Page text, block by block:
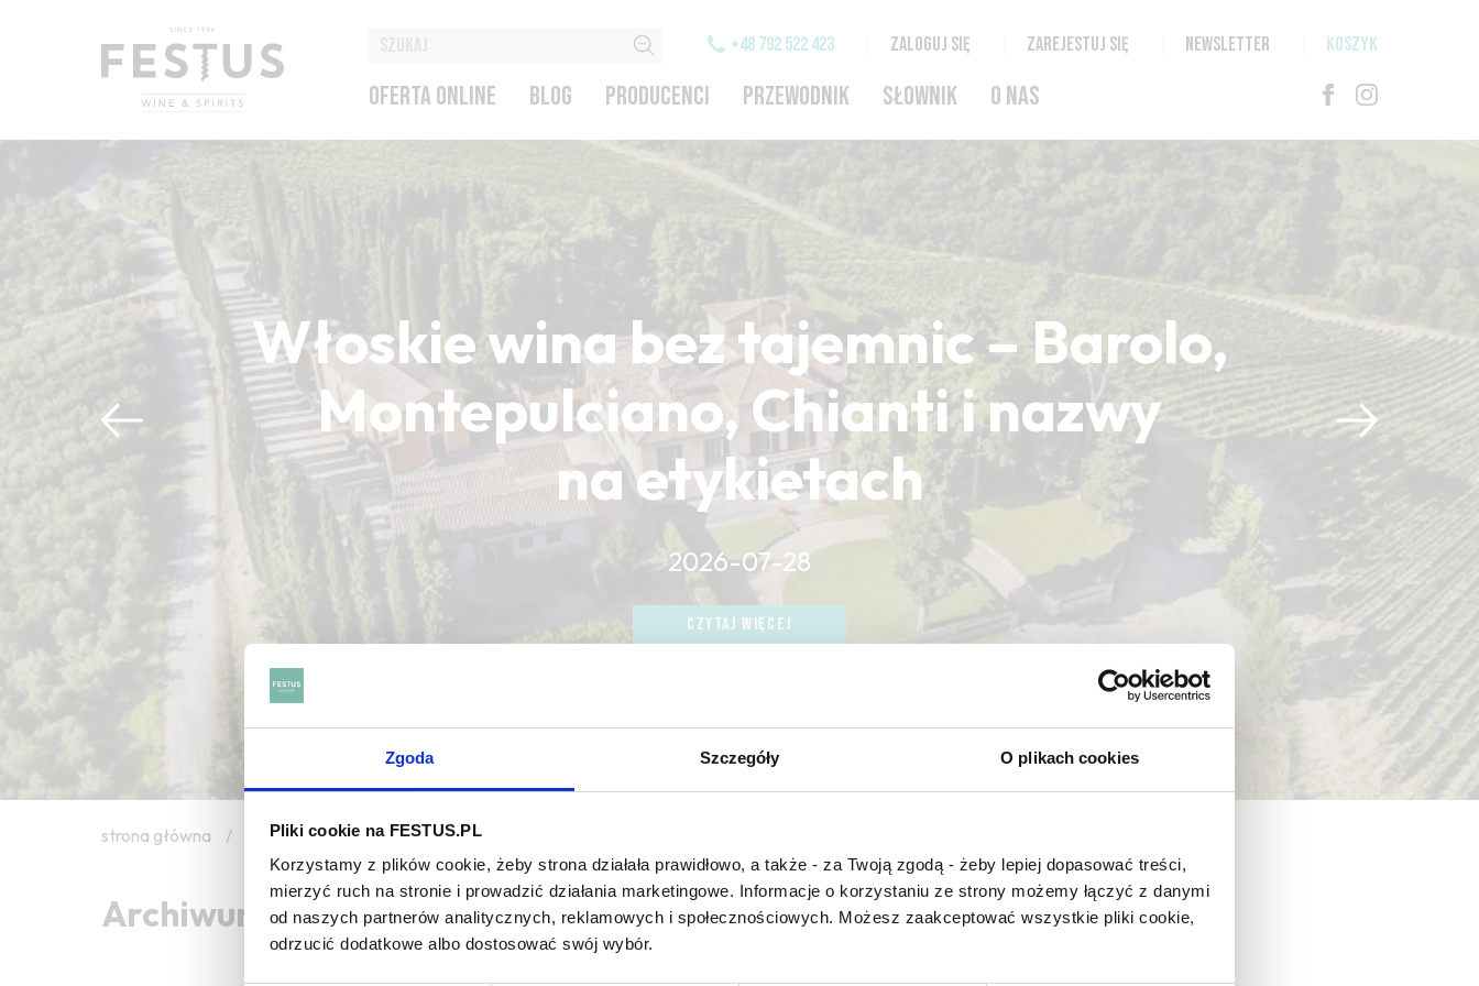
Zgoda Szczegóły O plikach cookies
Pliki cookie na FESTUS.PL
Korzystamy z plików cookie, żeby strona działała prawidłowo, a także - za Twoją zgodą - żeby lepiej dopasować treści,
mierzyć ruch na stronie i prowadzić działania marketingowe. Informacje o korzystaniu ze strony możemy łączyć z danymi
od naszych partnerów analitycznych, reklamowych i społecznościowych. Możesz zaakceptować wszystkie pliki cookie,
odrzucić dodatkowe albo dostosować swój wybór.
+48 792 522 423 ZALOGUJ SIĘ ZAREJESTUJ SIĘ NEWSLETTER KOSZYK
OFERTA ONLINE BLOG PRODUCENCI PRZEWODNIK SŁOWNIK O NAS
Włoskie wina bez tajemnic – Barolo,
Montepulciano, Chianti i nazwy
na etykietach
2026-07-28
CZYTAJ WIĘCEJ
CZYTAJ WIĘCEJ
CZYTAJ WIĘCEJ
strona główna / fruit
Archiwum wpisów tagu: fruit